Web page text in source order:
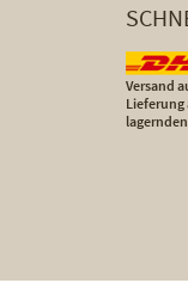
Versand
Lieferung